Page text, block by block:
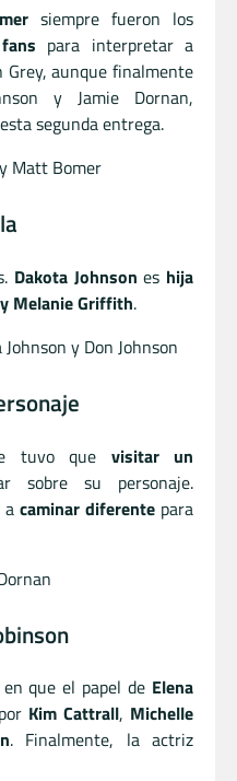
siempre fueron los
para interpretar a
aunque finalmente
y Jamie Dornan,
segunda entrega.
Dakota Johnson es hija
Melanie Griffith.
tuvo que visitar un
sobre su personaje.
a caminar diferentepara
que el papel de Elena
Kim Cattrall, Michelle
. Finalmente, la actriz